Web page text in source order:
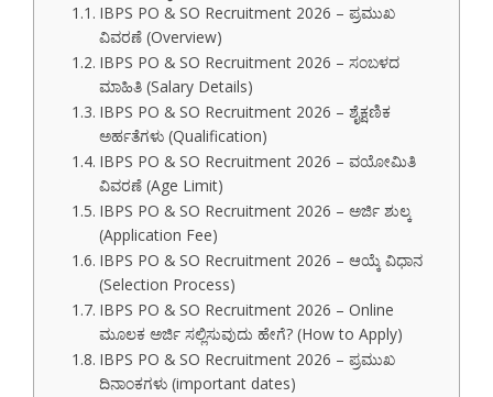
IBPS PO & SO Recruitment 2026 – ಪ್ರಮುಖ
ವಿವರಣೆ (Overview)
IBPS PO & SO Recruitment 2026 – ಸಂಬಳದ
ಮಾಹಿತಿ (Salary Details)
IBPS PO & SO Recruitment 2026 – ಶೈಕ್ಷಣಿಕ
ಅರ್ಹತೆಗಳು (Qualification)
IBPS PO & SO Recruitment 2026 – ವಯೋಮಿತಿ
ವಿವರಣೆ (Age Limit)
IBPS PO & SO Recruitment 2026 – ಅರ್ಜಿ ಶುಲ್ಕ
(Application Fee)
IBPS PO & SO Recruitment 2026 – ಆಯ್ಕೆ ವಿಧಾನ
(Selection Process)
IBPS PO & SO Recruitment 2026 – Online
ಮೂಲಕ ಅರ್ಜಿ ಸಲ್ಲಿಸುವುದು ಹೇಗೆ? (How to Apply)
IBPS PO & SO Recruitment 2026 – ಪ್ರಮುಖ
ದಿನಾಂಕಗಳು (important dates)